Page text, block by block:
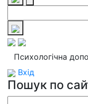
Психологічна
Вхід
Пошук по